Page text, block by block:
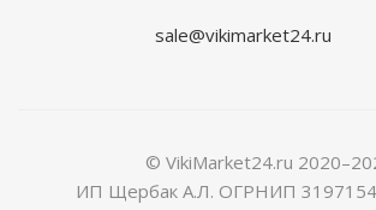
sale@vikimarket24.ru
© VikiMarket24.ru
ИП Щербак А.Л. ОГРНИП